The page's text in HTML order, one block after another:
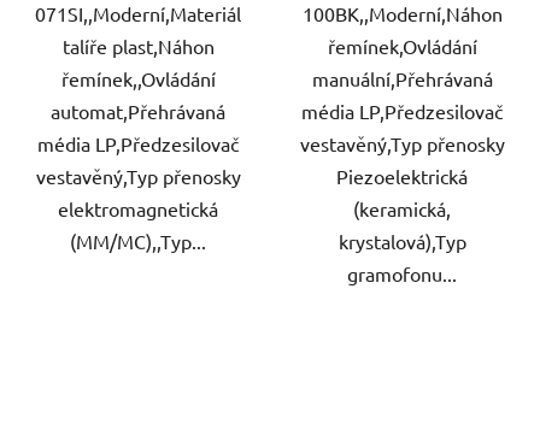
071SI,,Moderní,Materiál
talíře plast,Náhon
řemínek,,Ovládání
automat,Přehrávaná
média LP,Předzesilovač
vestavěný,Typ přenosky
elektromagnetická
(MM/MC),,Typ...
100BK,,Moderní,Náhon
řemínek,Ovládání
manuální,Přehrávaná
média LP,Předzesilovač
vestavěný,Typ přenosky
Piezoelektrická
(keramická,
krystalová),Typ
gramofonu...